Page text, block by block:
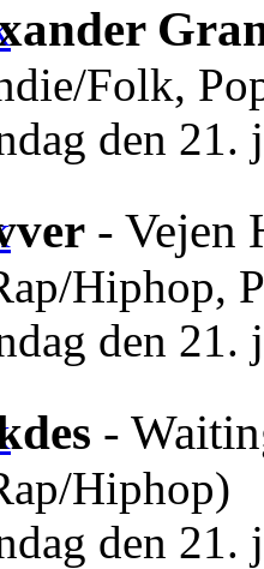
Folk,
den
- Vejen
Hiphop,
den
-
Hiphop)
den